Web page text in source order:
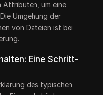
Attributen, um eine
Umgehung der
von Dateien ist bei
Eine Schritt-
des typischen